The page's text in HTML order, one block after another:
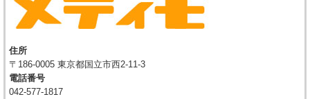
住所
〒186-0005 東京都国立市西2-11-3
電話番号
042-577-1817